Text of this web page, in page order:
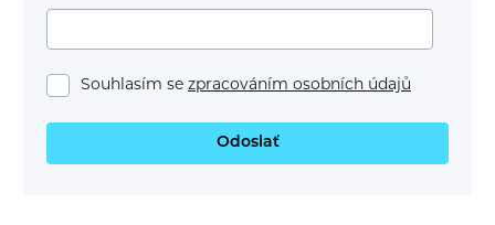
Souhlasím se zpracováním osobních údajů
Odoslať